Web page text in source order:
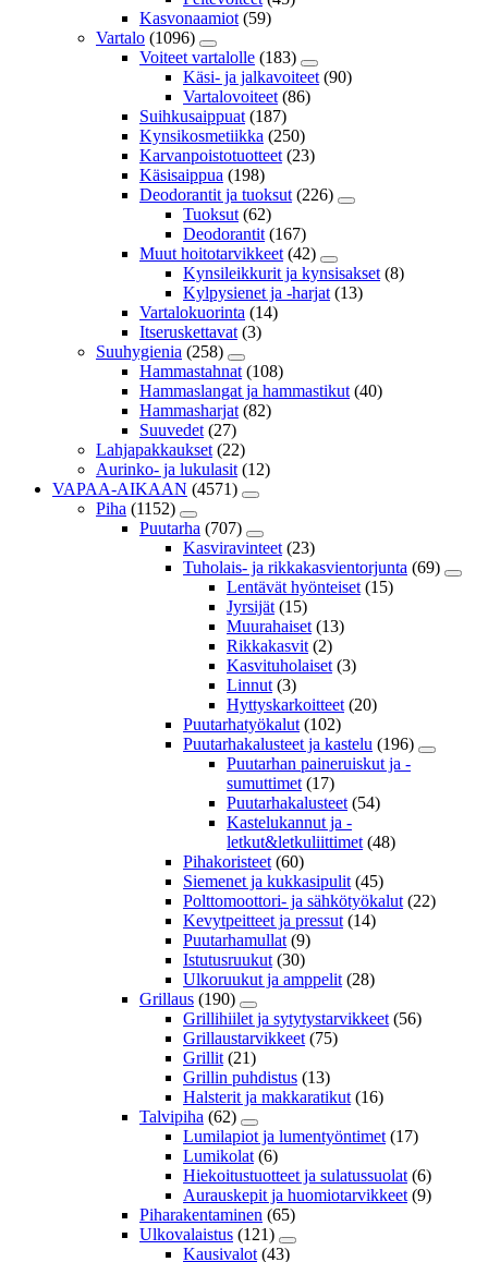
Kasvonaamiot (59)
Vartalo (1096)
Voiteet vartalolle (183)
Käsi- ja jalkavoiteet (90)
Vartalovoiteet (86)
Suihkusaippuat (187)
Kynsikosmetiikka (250)
Karvanpoistotuotteet (23)
Käsisaippua (198)
Deodorantit ja tuoksut (226)
Tuoksut (62)
Deodorantit (167)
Muut hoitotarvikkeet (42)
Kynsileikkurit ja kynsisakset (8)
Kylpysienet ja -harjat (13)
Vartalokuorinta (14)
Itseruskettavat (3)
Suuhygienia (258)
Hammastahnat (108)
Hammaslangat ja hammastikut (40)
Hammasharjat (82)
Suuvedet (27)
Lahjapakkaukset (22)
Aurinko- ja lukulasit (12)
VAPAA-AIKAAN (4571)
Piha (1152)
Puutarha (707)
Kasviravinteet (23)
Tuholais- ja rikkakasvientorjunta (69)
Lentävät hyönteiset (15)
Jyrsijät (15)
Muurahaiset (13)
Rikkakasvit (2)
Kasvituholaiset (3)
Linnut (3)
Hyttyskarkoitteet (20)
Puutarhatyökalut (102)
Puutarhakalusteet ja kastelu (196)
Puutarhan paineruiskut ja -
sumuttimet (17)
Puutarhakalusteet (54)
Kastelukannut ja -
letkut&letkuliittimet (48)
Pihakoristeet (60)
Siemenet ja kukkasipulit (45)
Polttomoottori- ja sähkötyökalut (22)
Kevytpeitteet ja pressut (14)
Puutarhamullat (9)
Istutusruukut (30)
Ulkoruukut ja amppelit (28)
Grillaus (190)
Grillihiilet ja sytytystarvikkeet (56)
Grillaustarvikkeet (75)
Grillit (21)
Grillin puhdistus (13)
Halsterit ja makkaratikut (16)
Talvipiha (62)
Lumilapiot ja lumentyöntimet (17)
Lumikolat (6)
Hiekoitustuotteet ja sulatussuolat (6)
Aurauskepit ja huomiotarvikkeet (9)
Piharakentaminen (65)
Ulkovalaistus (121)
Kausivalot (43)